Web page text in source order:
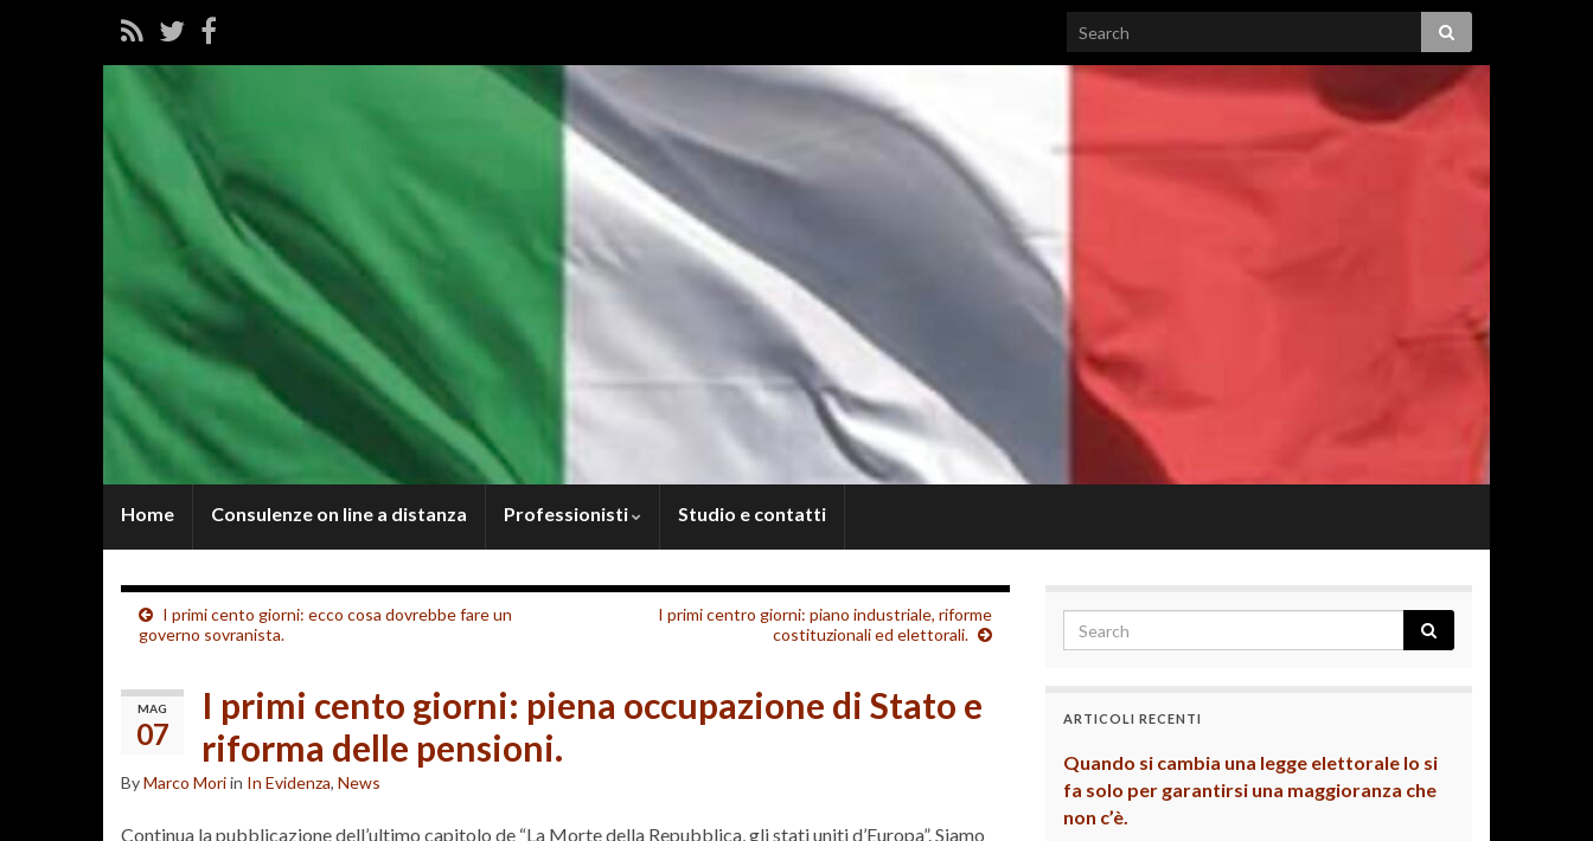
Home Consulenze on line a distanza Professionisti Studio e contatti
I primi cento giorni: ecco cosa dovrebbe fare un
governo sovranista.
I primi centro giorni: piano industriale, riforme
costituzionali ed elettorali.
MAG
07
I primi cento giorni: piena occupazione di Stato e
riforma delle pensioni.
ByMarco Moriin In Evidenza, News
Continua la pubblicazione dell’ultimo capitolo de “La Morte della Repubblica, gli stati uniti d’Europa”. Siamo
ARTICOLI RECENTI
Quando si cambia una legge elettorale lo si
fa solo per garantirsi una maggioranza che
non c’è.